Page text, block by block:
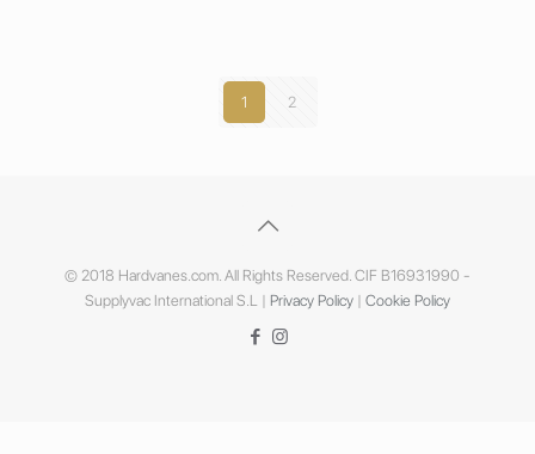
1 2
© 2018 Hardvanes.com. All Rights Reserved. CIF B16931990 -
Supplyvac International S.L | Privacy Policy | Cookie Policy